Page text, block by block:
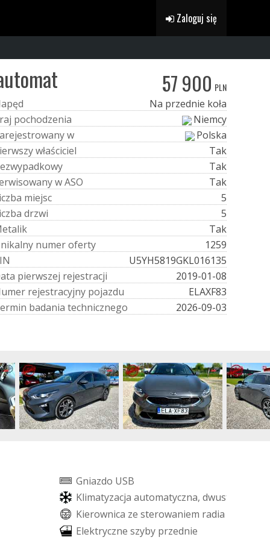
Zaloguj się
57 900 PLN
apęd
Na przednie koła
raj pochodzenia
Niemcy
arejestrowanyw
Polska
ierwszywłaściciel
Tak
ezwypadkowy
Tak
rwisowanywASO
Tak
iczba miejsc
5
iczba drzwi
5
etalik
Tak
nikalny numeroferty
1259
IN
U5YH5819GKL016135
ata pierwszej rejestracji
2019-01-08
umer rejestracyjny pojazdu
ELAXF83
ermin badania technicznego 2026-09-03
Gniazdo USB
Klimatyzacja automatyczna, dwust
Kierownica ze sterowaniem radia
Elektryczne szyby przednie